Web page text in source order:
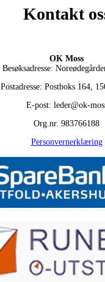
Kontakt
OK Moss
Besøksadresse:
Postadresse: Postboks 164,
E-post: leder@ok-
Org.nr. 983766188
Personvernerklæring